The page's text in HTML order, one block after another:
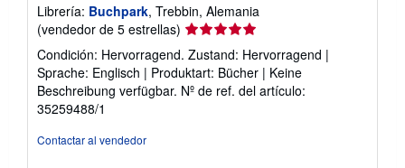
Librería: Buchpark, Trebbin, Alemania
(vendedor de 5 estrellas) Calificación
del
vendedor:
5
de
Condición: Hervorragend. Zustand: Hervorragend |
Sprache: Englisch | Produktart: Bücher | Keine
Beschreibung verfügbar. Nº de ref. del artículo:
35259488/1
Contactar al vendedor